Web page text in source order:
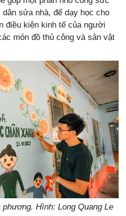
sửa nhà, để dạy học cho
điều kiện kinh tế của người
món đồ thủ công và sản vật
Hình: Long Quang Le